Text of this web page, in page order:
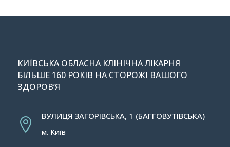
КИЇВСЬКА ОБЛАСНА КЛІНІЧНА ЛІКАРНЯ
БІЛЬШЕ 160 РОКІВ НА СТОРОЖІ ВАШОГО
ЗДОРОВ’Я

ВУЛИЦЯ ЗАГОРІВСЬКА, 1 (БАГГОВУТІВСЬКА)
м. Київ